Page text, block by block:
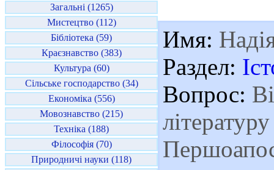
Загальні (1265)
Мистецтво (112)
Бібліотека (59)
Краєзнавство (383)
Культура (60)
Сільське господарство (34)
Економіка (556)
Мовознавство (215)
Техніка (188)
Філософія (70)
Природничі науки (118)
Имя:
Раздел:
Вопрос: